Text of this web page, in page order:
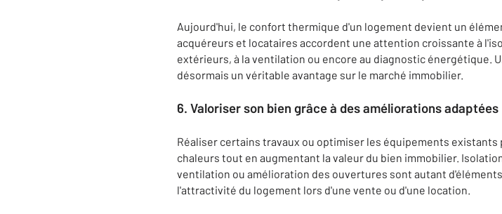
Aujourd'hui, le confort thermique d'un logement devient un
acquéreurs et locataires accordent une attention croissante à
extérieurs, à la ventilation ou encore au diagnostic énergétique.
désormais un véritable avantage sur le marché immobilier.
6. Valoriser son bien grâce à des améliorations adaptées
Réaliser certains travaux ou optimiser les équipements
chaleurs tout en augmentant la valeur du bien immobilier.
ventilation ou amélioration des ouvertures sont autant
l'attractivité du logement lors d'une vente ou d'une location.